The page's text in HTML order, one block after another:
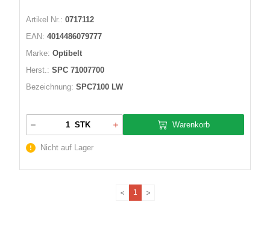
Artikel Nr.: 0717112
EAN: 4014486079777
Marke: Optibelt
Herst.: SPC 71007700
Bezeichnung: SPC7100 LW
STK Warenkorb
Nicht auf Lager
1